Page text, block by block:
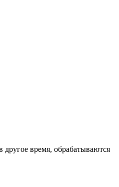
время, обрабатываются